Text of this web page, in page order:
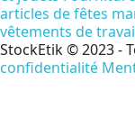
articles de fêtes
vêtements de
StockEtik © 2023 -
confidentialité